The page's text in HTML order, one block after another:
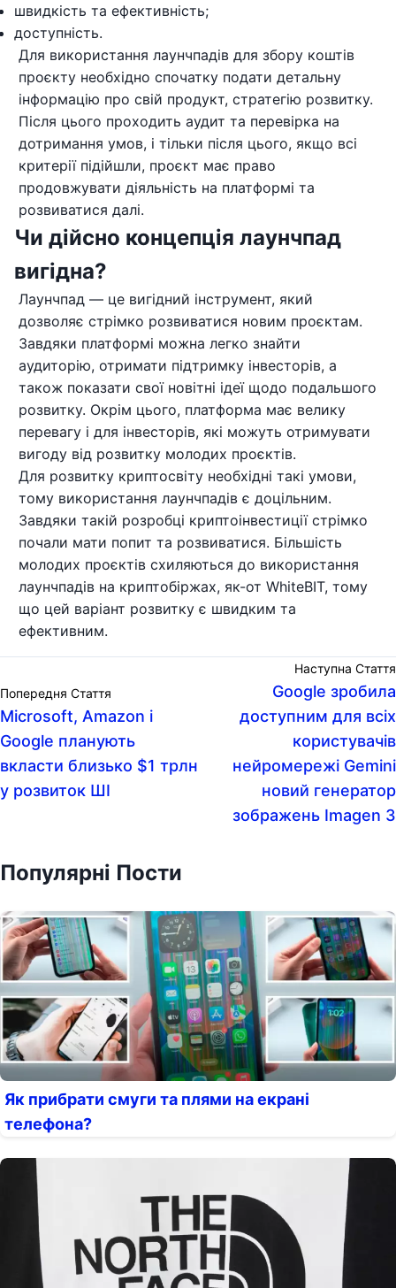
швидкість та ефективність;
доступність.
Для використання лаунчпадів для збору коштів
проєкту необхідно спочатку подати детальну
інформацію про свій продукт, стратегію розвитку.
Після цього проходить аудит та перевірка на
дотримання умов, і тільки після цього, якщо всі
критерії підійшли, проєкт має право
продовжувати діяльність на платформі та
розвиватися далі.
Чи дійсно концепція лаунчпад
вигідна?
Лаунчпад — це вигідний інструмент, який
дозволяє стрімко розвиватися новим проєктам.
Завдяки платформі можна легко знайти
аудиторію, отримати підтримку інвесторів, а
також показати свої новітні ідеї щодо подальшого
розвитку. Окрім цього, платформа має велику
перевагу і для інвесторів, які можуть отримувати
вигоду від розвитку молодих проєктів.
Для розвитку криптосвіту необхідні такі умови,
тому використання лаунчпадів є доцільним.
Завдяки такій розробці криптоінвестиції стрімко
почали мати попит та розвиватися. Більшість
молодих проєктів схиляються до використання
лаунчпадів на криптобіржах, як-от WhiteBIT, тому
що цей варіант розвитку є швидким та
ефективним.
Попередня Стаття
Microsoft, Amazon і
Google планують
вкласти близько $1 трлн
у розвиток ШІ
Наступна Стаття
Google зробила
доступним для всіх
користувачів
нейромережі Gemini
новий генератор
зображень Imagen 3
Популярні Пости
Як прибрати смуги та плями на екрані
телефона?